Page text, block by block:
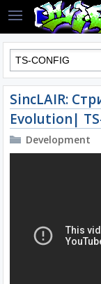
SincLAIR:
Evolution|
Development